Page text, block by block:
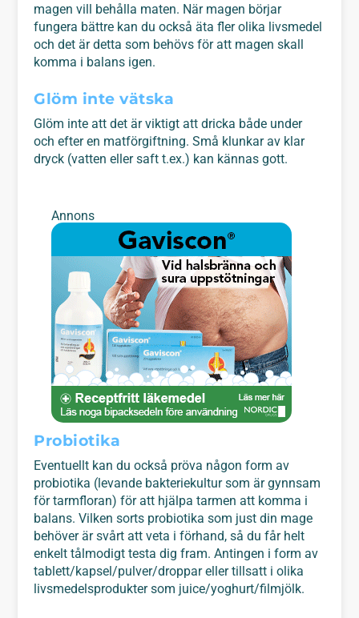
magen vill behålla maten. När magen börjar
fungera bättre kan du också äta fler olika livsmedel
och det är detta som behövs för att magen skall
komma i balans igen.
Glöm inte vätska
Glöm inte att det är viktigt att dricka både under
och efter en matförgiftning. Små klunkar av klar
dryck (vatten eller saft t.ex.) kan kännas gott.
Annons
Probiotika
Eventuellt kan du också pröva någon form av
probiotika (levande bakteriekultur som är gynnsam
för tarmfloran) för att hjälpa tarmen att komma i
balans. Vilken sorts probiotika som just din mage
behöver är svårt att veta i förhand, så du får helt
enkelt tålmodigt testa dig fram. Antingen i form av
tablett/kapsel/pulver/droppar eller tillsatt i olika
livsmedelsprodukter som juice/yoghurt/filmjölk.